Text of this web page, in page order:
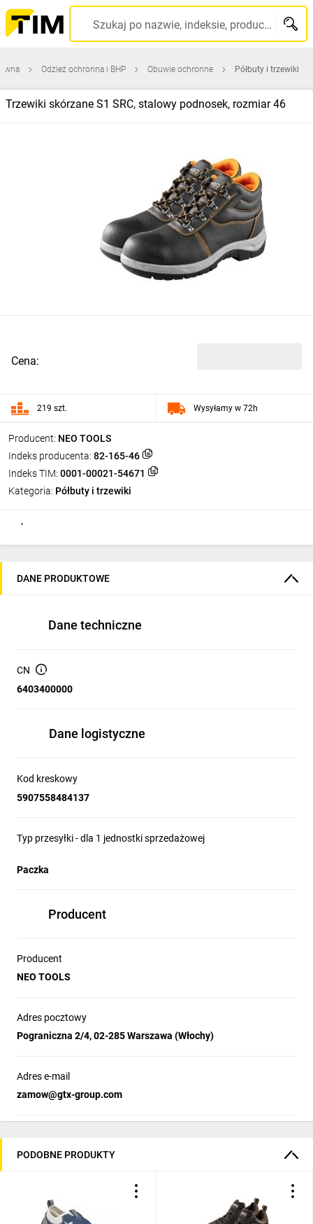
Szukaj po nazwie, indeksie, producencie, kodzie kreskowym...
Odzież ochronna i BHP Obuwie ochronne Półbuty i trzewiki
Trzewiki skórzane S1 SRC, stalowy podnosek, rozmiar 46
Producent: NEO TOOLS
Indeks producenta: 82-165-46
Indeks TIM: 0001-00021-54671
Kategoria: Półbuty i trzewiki
Cena:
219 szt. Wysyłamy w 72h
DANE PRODUKTOWE
Dane techniczne
CN
6403400000
Dane logistyczne
Kod kreskowy
5907558484137
Typ przesyłki - dla 1 jednostki sprzedażowej
Paczka
Producent
Producent
NEO TOOLS
Adres pocztowy
Pograniczna 2/4, 02-285 Warszawa (Włochy)
Adres e-mail
zamow@gtx-group.com
PODOBNE PRODUKTY